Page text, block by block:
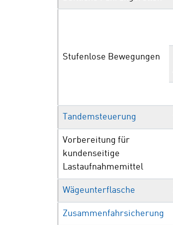
Stufenlose Bewegungen
Tandemsteuerung
Vorbereitung für
kundenseitige
Lastaufnahmemittel
Wägeunterflasche
Zusammenfahrsicherung